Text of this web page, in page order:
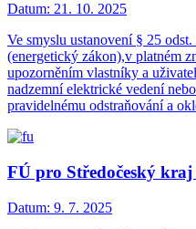
Datum: 21. 10. 2025
Ve smyslu ustanovení § 25
(energetický zákon),v platném
upozorněním vlastníky a
nadzemní elektrické vedení
pravidelnému odstraňování a
FÚ pro Středočeský kraj
Datum: 9. 7. 2025